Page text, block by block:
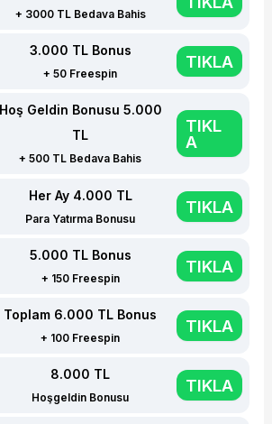
+ 3000 TL Bedava Bahis
3.000 TL Bonus
+ 50 Freespin
TIKLA
Hoş Geldin Bonusu 5.000
TL
+ 500 TL Bedava Bahis
TIKL
A
Her Ay 4.000 TL
Para Yatırma Bonusu
TIKLA
5.000 TL Bonus
+ 150 Freespin
TIKLA
Toplam 6.000 TL Bonus
+ 100 Freespin
TIKLA
8.000 TL
Hoşgeldin Bonusu
TIKLA